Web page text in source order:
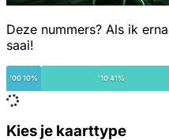
Deze nummers? Als ik
saai!
'00 10% '10 41%
Kies je kaarttype